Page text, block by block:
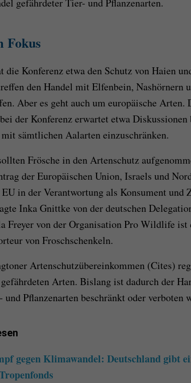
Fokus
Konferenz etwa den Schutz von Haien
den Handel mit Elfenbein, Nashörnern
Aber es geht auch um europäische Arten.
der Konferenz erwartet etwa
sämtlichen Aalarten einzuschränken.
Frösche in den Artenschutz
der Europäischen Union, Israels und
in der Verantwortung als Konsument und
Inka Gnittke von der deutschen
Freyer von der Organisation Pro Wildlife
von Froschschenkeln.
Artenschutzübereinkommen (Cites)
Arten. Bislang ist dadurch der
und Pflanzenarten beschränkt oder verboten
gegen Klimawandel: Deutschland gibt